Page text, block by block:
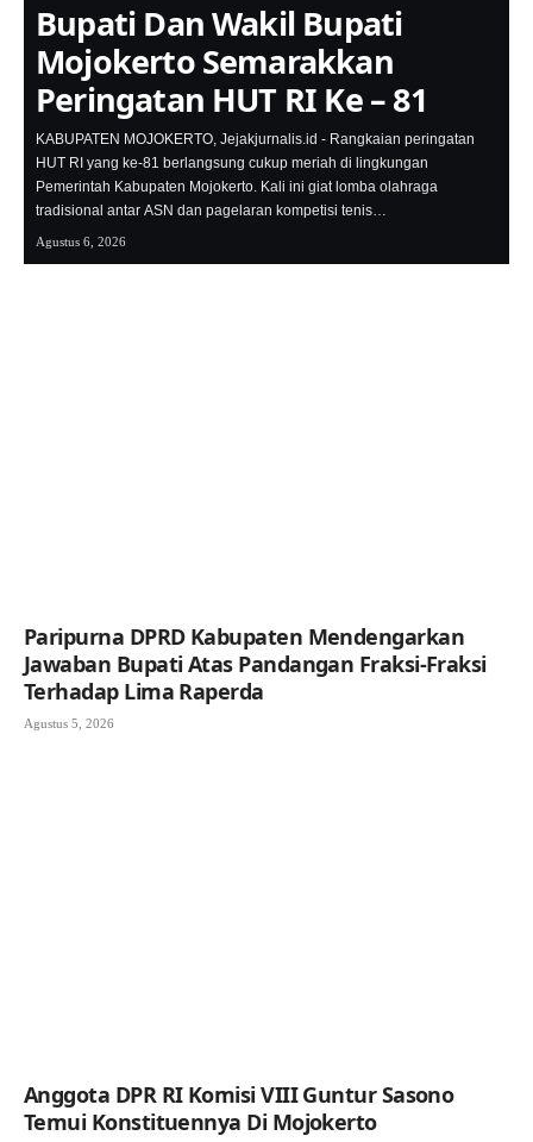
Bupati Dan Wakil Bupati
Mojokerto Semarakkan
Peringatan HUT RI Ke – 81
KABUPATEN MOJOKERTO, Jejakjurnalis.id - Rangkaian peringatan
HUT RI yang ke-81 berlangsung cukup meriah di lingkungan
Pemerintah Kabupaten Mojokerto. Kali ini giat lomba olahraga
tradisional antar ASN dan pagelaran kompetisi tenis…
Agustus 6, 2026
Paripurna DPRD Kabupaten Mendengarkan
Jawaban Bupati Atas Pandangan Fraksi-Fraksi
Terhadap Lima Raperda
Agustus 5, 2026
Anggota DPR RI Komisi VIII Guntur Sasono
Temui Konstituennya Di Mojokerto